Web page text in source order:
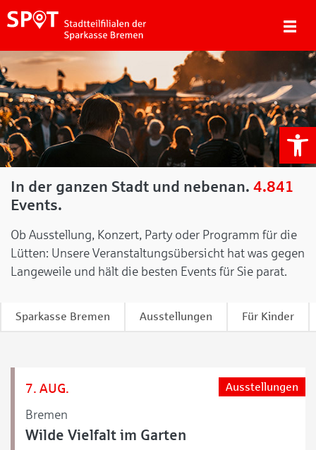
In der ganzen Stadt und nebenan. 4.841
Events.
Ob Ausstellung, Konzert, Party oder Programm für die
Lütten: Unsere Veranstaltungsübersicht hat was gegen
Langeweile und hält die besten Events für Sie parat.
Sparkasse Bremen Ausstellungen Für Kinder
7. AUG.
Bremen
Ausstellungen
Wilde Vielfalt im Garten